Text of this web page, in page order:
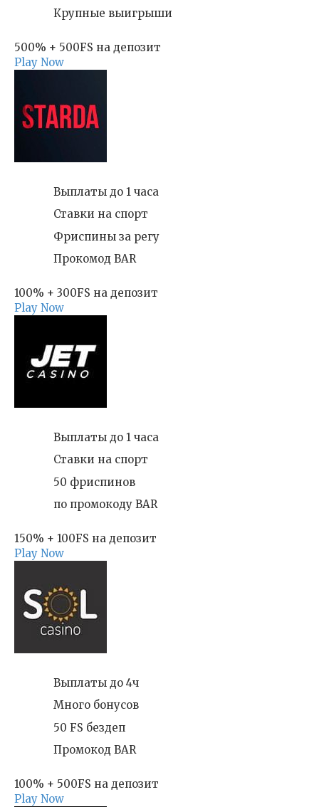
Крупные выигрыши
500% + 500FS на депозит
Play Now
Выплаты до 1 часа
Ставки на спорт
Фриспины за регу
Прокомод BAR
100% + 300FS на депозит
Play Now
Выплаты до 1 часа
Ставки на спорт
50 фриспинов
по промокоду BAR
150% + 100FS на депозит
Play Now
Выплаты до 4ч
Много бонусов
50 FS бездеп
Промокод BAR
100% + 500FS на депозит
Play Now